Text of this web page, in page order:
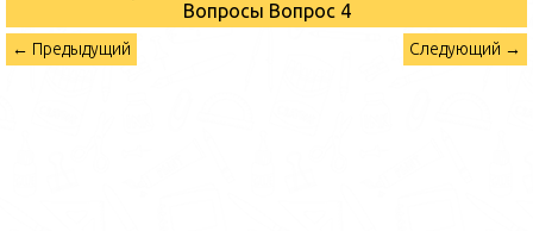
Вопросы Вопрос 4
← Предыдущий Следующий →